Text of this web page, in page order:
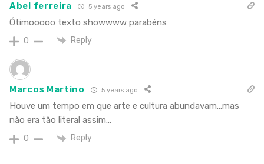
Abel ferreira 5 years ago
Ótimooooo texto showwww parabéns
0 Reply
Marcos Martino 5 years ago
Houve um tempo em que arte e cultura abundavam…mas
não era tão literal assim…
0 Reply